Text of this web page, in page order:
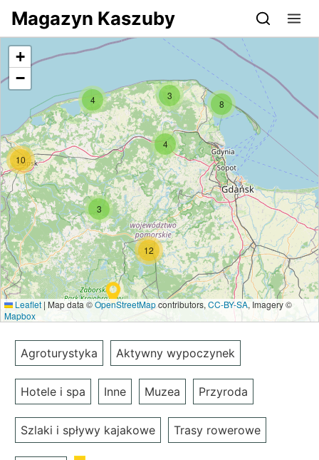
Przejdź do serwisu magazynkaszuby.pl
Magazyn Kaszuby
8
3
4
3
4
10
12
+
−
Leaflet | Map data ©OpenStreetMapcontributors, CC-BY-SA, Imagery ©
Mapbox
Agroturystyka Aktywny wypoczynek
Hotele i spa Inne Muzea Przyroda
Szlaki i spływy kajakowe Trasy rowerowe